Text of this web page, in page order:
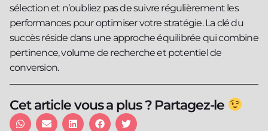
sélection et n’oubliez pas de suivre régulièrement les
performances pour optimiser votre stratégie. La clé du
succès réside dans une approche équilibrée qui combine
pertinence, volume de recherche et potentiel de
conversion.
Cet article vous a plus ? Partagez-le